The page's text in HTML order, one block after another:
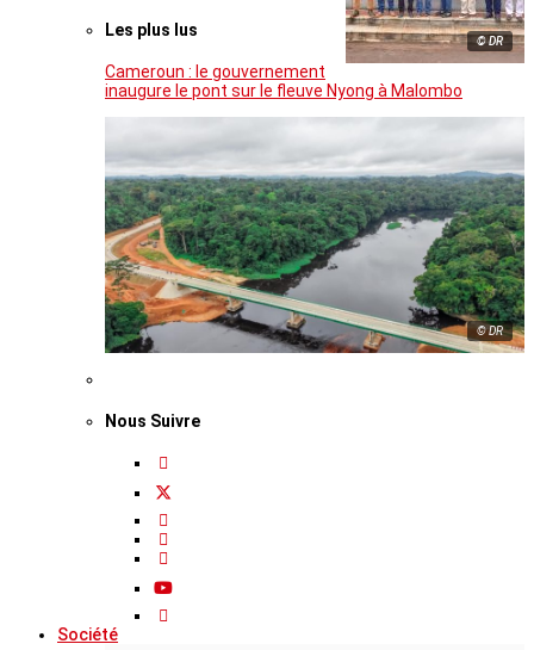
© DR
Les plus lus
Cameroun : le gouvernement
inaugure le pont sur le fleuve Nyong à Malombo
© DR
Nous Suivre
Société